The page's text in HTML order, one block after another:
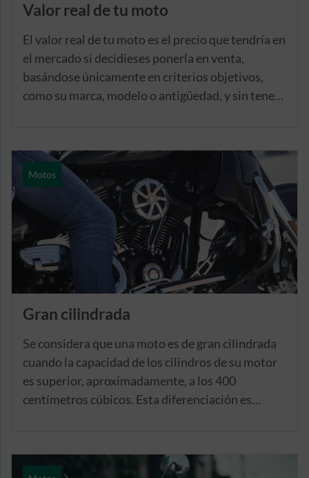
Valor real de tu moto
El valor real de tu moto es el precio que tendría en
el mercado si decidieses ponerla en venta,
basándose únicamente en criterios objetivos,
como su marca, modelo o antigüedad, y sin tener
Motos
Gran cilindrada
Se considera que una moto es de gran cilindrada
cuando la capacidad de los cilindros de su motor
es superior, aproximadamente, a los 400
centímetros cúbicos. Esta diferenciación es
motocicletas, ya que para poder manejar este
tipo de motos deberás tener más de 20 años y